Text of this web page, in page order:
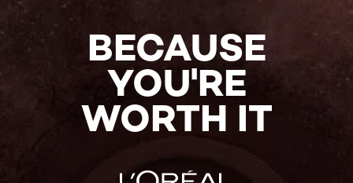
(1
BECAUSE
YOU'RE
WORTH IT